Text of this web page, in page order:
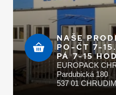
NAŠE
PO-ČT 7-
PÁ 7-15
EUROPACK
Pardubická 180
537 01